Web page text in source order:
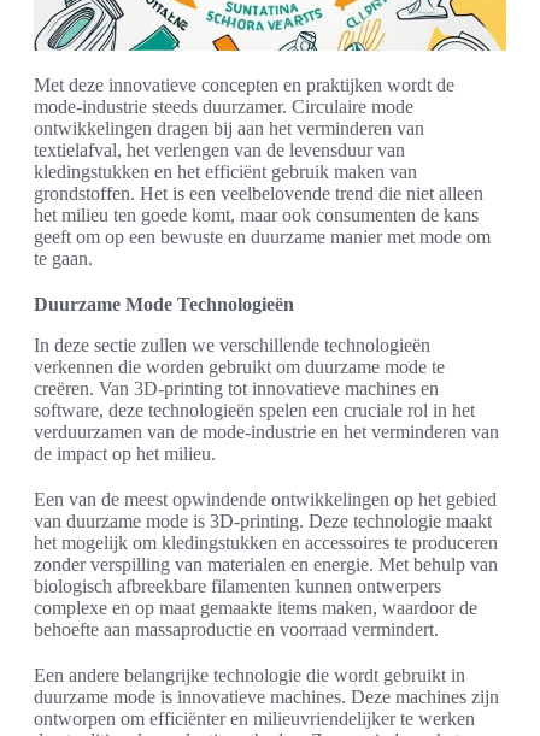
Met deze innovatieve concepten en praktijken wordt de
mode-industrie steeds duurzamer. Circulaire mode
ontwikkelingen dragen bij aan het verminderen van
textielafval, het verlengen van de levensduur van
kledingstukken en het efficiënt gebruik maken van
grondstoffen. Het is een veelbelovende trend die niet alleen
het milieu ten goede komt, maar ook consumenten de kans
geeft om op een bewuste en duurzame manier met mode om
te gaan.
Duurzame Mode Technologieën
In deze sectie zullen we verschillende technologieën
verkennen die worden gebruikt om duurzame mode te
creëren. Van 3D-printing tot innovatieve machines en
software, deze technologieën spelen een cruciale rol in het
verduurzamen van de mode-industrie en het verminderen van
de impact op het milieu.
Een van de meest opwindende ontwikkelingen op het gebied
van duurzame mode is 3D-printing. Deze technologie maakt
het mogelijk om kledingstukken en accessoires te produceren
zonder verspilling van materialen en energie. Met behulp van
biologisch afbreekbare filamenten kunnen ontwerpers
complexe en op maat gemaakte items maken, waardoor de
behoefte aan massaproductie en voorraad vermindert.
Een andere belangrijke technologie die wordt gebruikt in
duurzame mode is innovatieve machines. Deze machines zijn
ontworpen om efficiënter en milieuvriendelijker te werken